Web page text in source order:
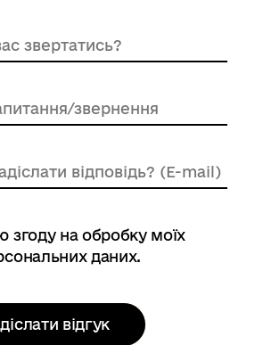
згоду на обробку моїх
даних.
відгук